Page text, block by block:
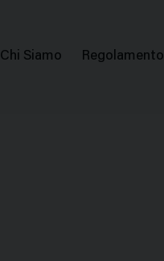
Menu
Chi Siamo Regolamento